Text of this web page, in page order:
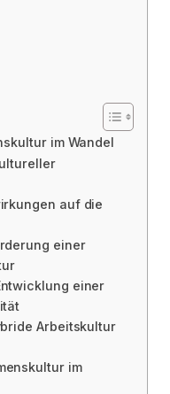
im Wandel
auf die
einer
einer
Arbeitskultur
im